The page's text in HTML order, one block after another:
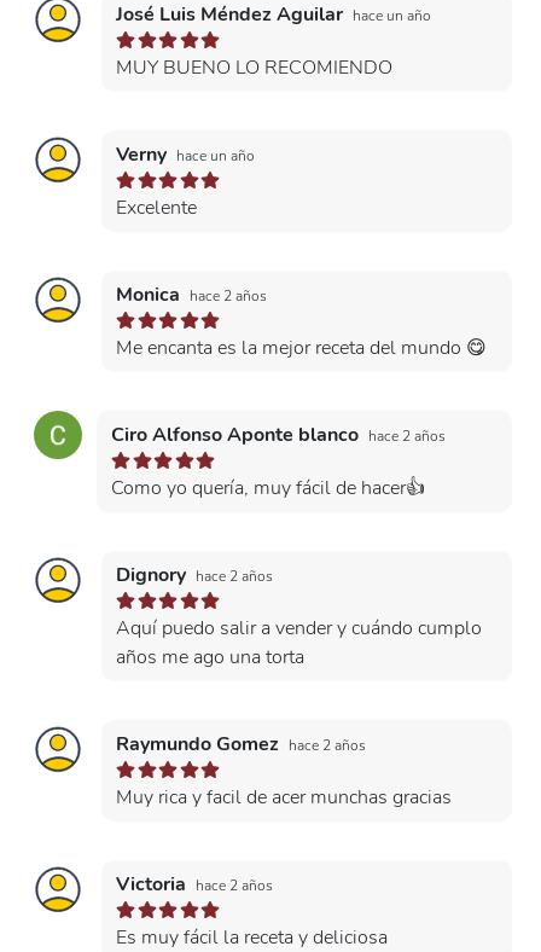
José Luis Méndez Aguilar hace un año
MUY BUENO LO RECOMIENDO
Verny hace un año
Excelente
Monica hace 2 años
Me encanta es la mejor receta del mundo 😋
Ciro Alfonso Aponte blanco hace 2 años
Como yo quería, muy fácil de hacer👍
Dignory hace 2 años
Aquí puedo salir a vender y cuándo cumplo
años me ago una torta
Raymundo Gomez hace 2 años
Muy rica y facil de acer munchas gracias
Victoria hace 2 años
Es muy fácil la receta y deliciosa